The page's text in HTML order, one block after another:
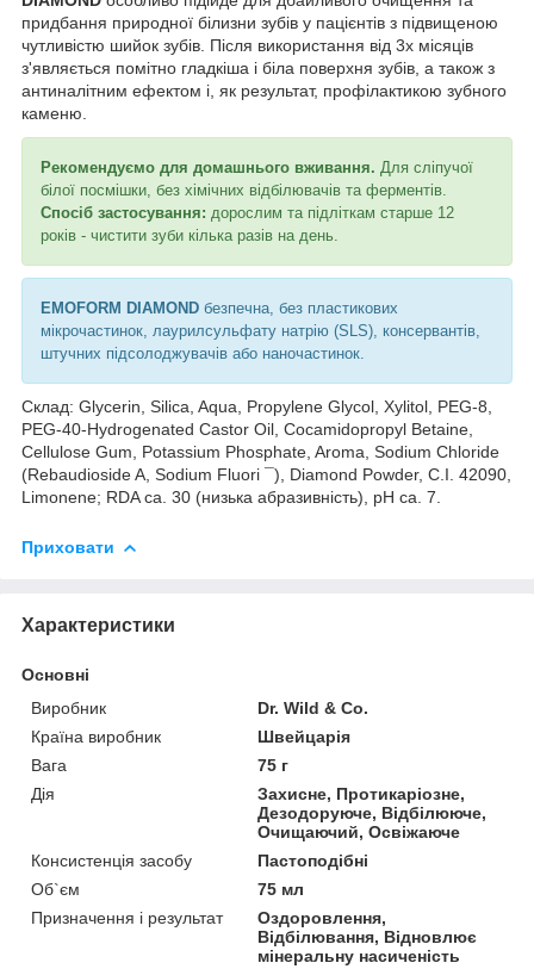
придбання природної білизни зубів у пацієнтів з підвищеною
чутливістю шийок зубів. Після використання від 3х місяців
з'являється помітно гладкіша і біла поверхня зубів, а також з
антиналітним ефектом і, як результат, профілактикою зубного
каменю.
Рекомендуємо для домашнього вживання. Для сліпучої
білої посмішки, без хімічних відбілювачів та ферментів.
Спосіб застосування: дорослим та підліткам старше 12
років - чистити зуби кілька разів на день.
EMOFORM DIAMOND безпечна, без пластикових
мікрочастинок, лаурилсульфату натрію (SLS), консервантів,
штучних підсолоджувачів або наночастинок.
Склад: Glycerin, Silica, Aqua, Propylene Glycol, Xylitol, PEG-8,
PEG-40-Hydrogenated Castor Oil, Cocamidopropyl Betaine,
Cellulose Gum, Potassium Phosphate, Aroma, Sodium Chloride
(Rebaudioside A, Sodium Fluori ¯), Diamond Powder, C.I. 42090,
Limonene; RDA ca. 30 (низька абразивність), pH ca. 7.
Приховати
Характеристики
Основні
Виробник
Dr. Wild & Co.
Країна виробник
Швейцарія
Вага
75 г
Дія
Захисне, Протикаріозне,
Дезодоруюче, Відбілююче,
Очищаючий, Освіжаюче
Консистенція засобу
Пастоподібні
Об`єм
75 мл
Призначення і результат
Оздоровлення,
Відбілювання, Відновлює
мінеральну насиченість